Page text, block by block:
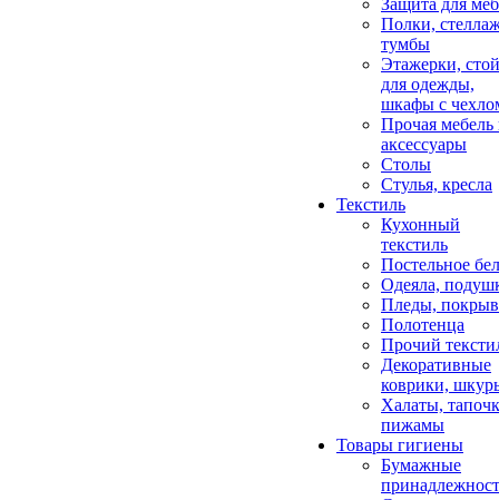
Защита для
Полки,
тумбы
Этажерки,
для одежды,
шкафы с
Прочая мебель
аксессуары
Столы
Стулья, кресла
Текстиль
Кухонный
текстиль
Постельное
Одеяла,
Пледы,
Полотенца
Прочий
Декоративные
коврики,
Халаты,
пижамы
Товары гигиены
Бумажные